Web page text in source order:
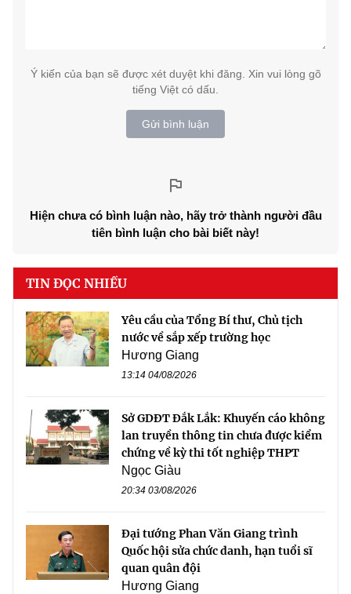
Ý kiến của bạn sẽ được xét duyệt khi đăng. Xin vui lòng gõ
tiếng Việt có dấu.
Gửi bình luận
Hiện chưa có bình luận nào, hãy trở thành người đầu
tiên bình luận cho bài biết này!
TIN ĐỌC NHIỀU
Yêu cầu của Tổng Bí thư, Chủ tịch
nước về sắp xếp trường học
Hương Giang
13:14 04/08/2026
Sở GDĐT Đắk Lắk: Khuyến cáo không
lan truyền thông tin chưa được kiểm
chứng về kỳ thi tốt nghiệp THPT
Ngọc Giàu
20:34 03/08/2026
Đại tướng Phan Văn Giang trình
Quốc hội sửa chức danh, hạn tuổi sĩ
quan quân đội
Hương Giang